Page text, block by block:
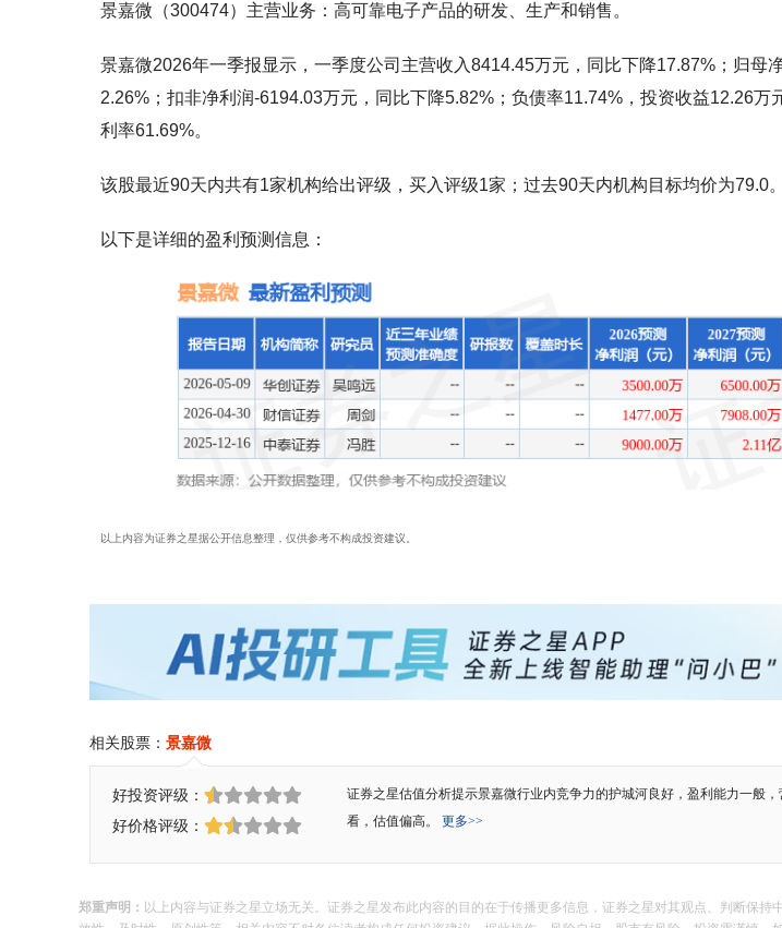
景嘉微（300474）主营业务：高可靠电子产品的研发、生产和销售。
景嘉微2026年一季报显示，一季度公司主营收入8414.45万元，同比下降17.87%；归母
2.26%；扣非净利润-6194.03万元，同比下降5.82%；负债率11.74%，投资收益12.26万
利率61.69%。
该股最近90天内共有1家机构给出评级，买入评级1家；过去90天内机构目标均价为79.0。
以下是详细的盈利预测信息：
以上内容为证券之星据公开信息整理，仅供参考不构成投资建议。
相关股票： 景嘉微
好投资评级：
好价格评级：
证券之星估值分析提示景嘉微行业内竞争力的护城河良好，盈利能力一般
看，估值偏高。 更多>>
郑重声明： 以上内容与证券之星立场无关。证券之星发布此内容的目的在于传播更多信息，证券之星对其观点、判断保